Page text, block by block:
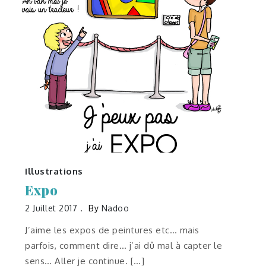
Illustrations
Expo
2 Juillet 2017 By Nadoo
J’aime les expos de peintures etc… mais
parfois, comment dire… j’ai dû mal à capter le
sens… Aller je continue. […]